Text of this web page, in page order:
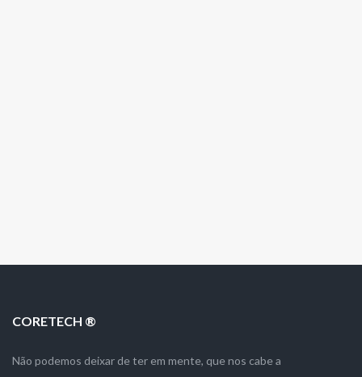
CORETECH ®
Não podemos deixar de ter em mente, que nos cabe a